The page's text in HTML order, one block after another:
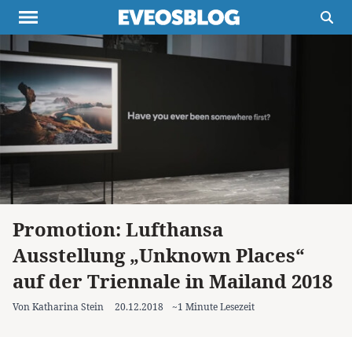
Themen Projekte
Destinationen
Buchtipps
Newsletter
Promotion: Lufthansa
Ausstellung „Unknown Places“
auf der Triennale in Mailand 2018
Von Katharina Stein 20.12.2018 ~1 Minute Lesezeit